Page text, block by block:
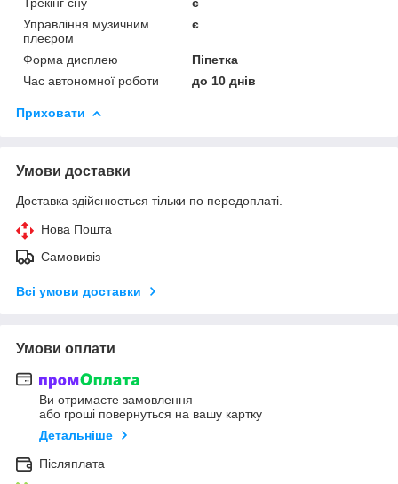
Управління музичним
плеєром
є
Форма дисплею
Піпетка
Час автономної роботи
до 10 днів
Приховати
Умови доставки
Доставка здійснюється тільки по передоплаті.
Нова Пошта
Самовивіз
Всі умови доставки
Умови оплати
Ви отримаєте замовлення
або гроші повернуться на вашу картку
Детальніше
Післяплата